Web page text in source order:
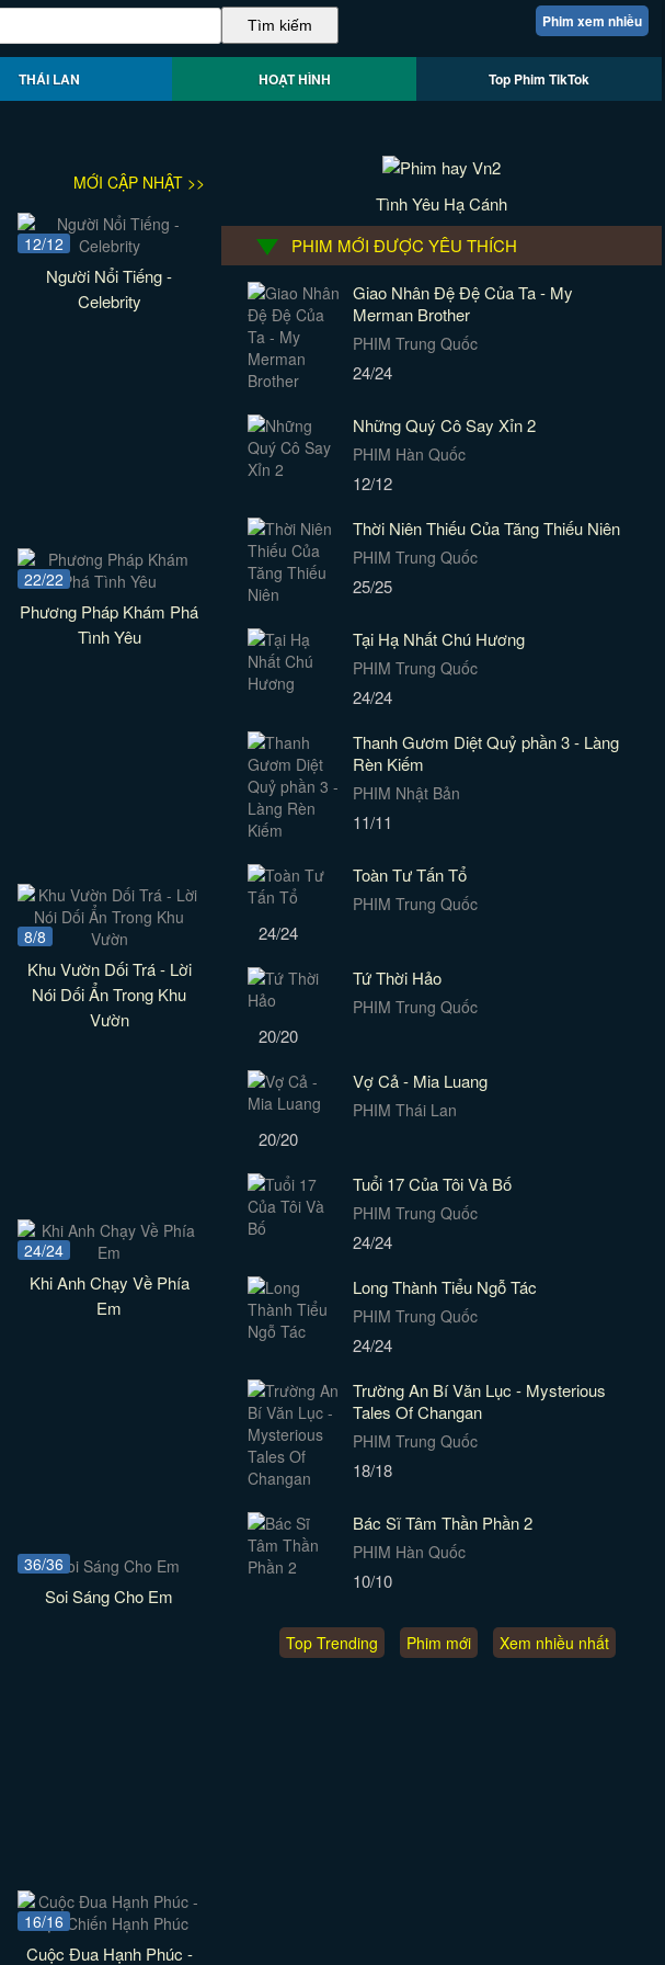
Phim xem nhiều
THÁI LAN HOẠT HÌNH Top Phim TikTok
MỚI CẬP NHẬT >>
12/12
Người Nổi Tiếng -
Celebrity
22/22
Phương Pháp Khám Phá
Tình Yêu
8/8
Khu Vườn Dối Trá - Lời
Nói Dối Ẩn Trong Khu
Vườn
24/24
Khi Anh Chạy Về Phía
Em
36/36
Soi Sáng Cho Em
16/16
Cuộc Đua Hạnh Phúc -
Tình Yêu Hạ Cánh
PHIM MỚI ĐƯỢC YÊU THÍCH
Giao Nhân Đệ Đệ Của Ta - My
Merman Brother
PHIM Trung Quốc
24/24
Những Quý Cô Say Xỉn 2
PHIM Hàn Quốc
12/12
Thời Niên Thiếu Của Tăng Thiếu Niên
PHIM Trung Quốc
25/25
Tại Hạ Nhất Chú Hương
PHIM Trung Quốc
24/24
Thanh Gươm Diệt Quỷ phần 3 - Làng
Rèn Kiếm
PHIM Nhật Bản
11/11
Toàn Tư Tấn Tổ
PHIM Trung Quốc
24/24
Tứ Thời Hảo
PHIM Trung Quốc
20/20
Vợ Cả - Mia Luang
PHIM Thái Lan
20/20
Tuổi 17 Của Tôi Và Bố
PHIM Trung Quốc
24/24
Long Thành Tiểu Ngỗ Tác
PHIM Trung Quốc
24/24
Trường An Bí Văn Lục - Mysterious
Tales Of Changan
PHIM Trung Quốc
18/18
Bác Sĩ Tâm Thần Phần 2
PHIM Hàn Quốc
10/10
Top Trending Phim mới Xem nhiều nhất